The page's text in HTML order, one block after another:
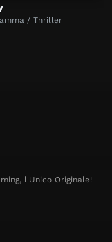
/ Thriller
l'Unico Originale!